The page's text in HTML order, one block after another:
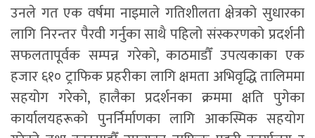
उनले गत एक वर्षमा नाइमाले गतिशीलता क्षेत्रको सुधारका
लागि निरन्तर पैरवी गर्नुका साथै पहिलो संस्करणको प्रदर्शनी
सफलतापूर्वक सम्पन्न गरेको, काठमाडौँ उपत्यकाका एक
हजार ६१० ट्राफिक प्रहरीका लागि क्षमता अभिवृद्धि तालिममा
सहयोग गरेको, हालैका प्रदर्शनका क्रममा क्षति पुगेका
कार्यालयहरूको पुनर्निर्माणका लागि आकस्मिक सहयोग